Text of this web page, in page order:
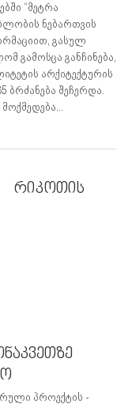
“მეტრა
ნებართვის
გასულ
გამოსცა განჩინება,
არქიტექტურის
ბრძანება შეჩერდა.
რიკოთის
პროექტის -